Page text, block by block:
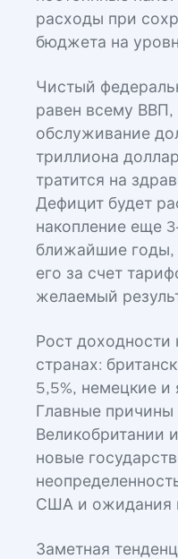
расходы при
бюджета на
Чистый
равен всему ВВП,
обслуживание
триллиона
тратится на
Дефицит будет
накопление еще
ближайшие годы,
его за счет
желаемый
Рост доходности
странах:
5,5%, немецкие и
Главные
Великобритании
новые
США и ожидания
Заметная